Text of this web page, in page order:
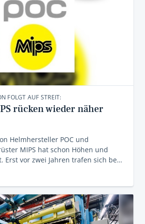
FOLGT AUF STREIT:
rücken wieder näher
Helmhersteller POC und
MIPS hat schon Höhen und
Erst vor zwei Jahren trafen sich be…